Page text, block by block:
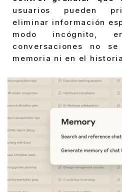
usuarios pueden
eliminar información
modo
conversaciones no
memoria ni en el